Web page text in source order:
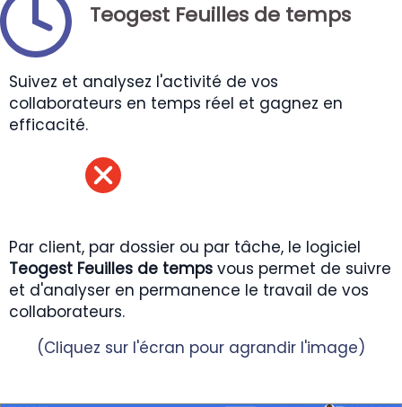
Teogest Feuilles de temps
Suivez et analysez l'activité de vos
collaborateurs en temps réel et gagnez en
efficacité.
Par client, par dossier ou par tâche, le logiciel
Teogest Feuilles de temps vous permet de suivre
et d'analyser en permanence le travail de vos
collaborateurs.
(Cliquez sur l'écran pour agrandir l'image)